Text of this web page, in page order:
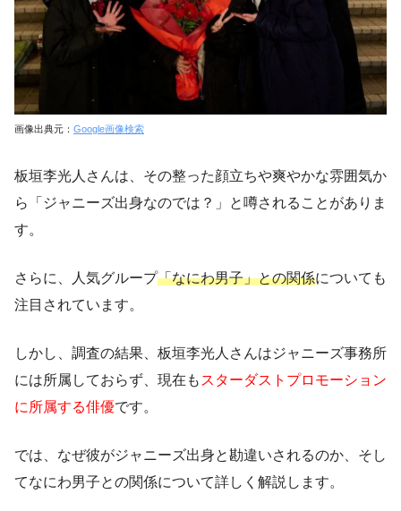
画像出典元： Google画像検索
板垣李光人さんは、その整った顔立ちや爽やかな雰囲気か
ら「ジャニーズ出身なのでは？」と噂されることがありま
す。
さらに、人気グループ「なにわ男子」との関係についても
注目されています。
しかし、調査の結果、板垣李光人さんはジャニーズ事務所
には所属しておらず、現在も スターダストプロモーション
に所属する俳優です。
では、なぜ彼がジャニーズ出身と勘違いされるのか、そし
てなにわ男子との関係について詳しく解説します。